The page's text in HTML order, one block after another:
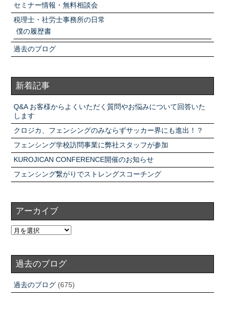
セミナー情報・無料相談会
税理士・社労士事務所の日常
僕の履歴書
過去のブログ
新着記事
Q&A お客様からよくいただく質問やお悩みについて回答いた
します
クロジカ、フェンシングのみならずサッカー界にも進出！？
フェンシング学校訪問事業に弊社スタッフが参加
KUROJICAN CONFERENCE開催のお知らせ
フェンシング繋がりでストレングスコーチング
アーカイブ
過去のブログ
過去のブログ(675)